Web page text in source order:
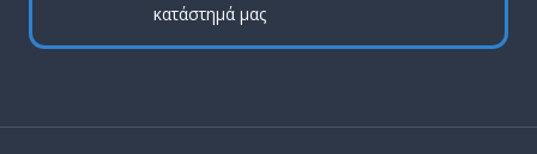
κατάστημά μας